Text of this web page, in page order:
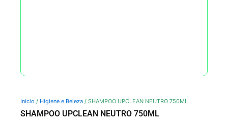
Início / Higiene e Beleza / SHAMPOO UPCLEAN NEUTRO 750ML
SHAMPOO UPCLEAN NEUTRO 750ML